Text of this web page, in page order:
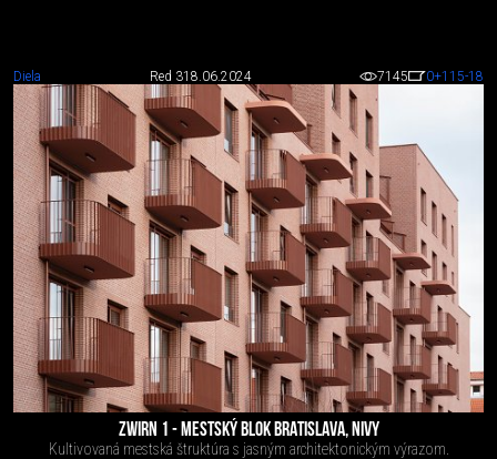
Diela Red 318.06.2024 7145 0+115-18
ZWIRN 1 - MESTSKÝ BLOK BRATISLAVA, NIVY
Kultivovaná mestská štruktúra s jasným architektonickým výrazom.